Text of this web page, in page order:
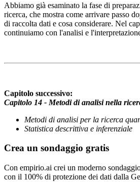
Abbiamo già esaminato la fase di
ricerca, che mostra come arrivare passo
di raccolta dati e cosa considerare. Nel
continuiamo con l'analisi e
Capitolo successivo:
Capitolo 14 - Metodi di analisi nella
Metodi di analisi per la ricerca
Statistica descrittiva e inferenziale
Crea un sondaggio gratis
Con empirio.ai crei un moderno
con il 100% di protezione dei dati dalla